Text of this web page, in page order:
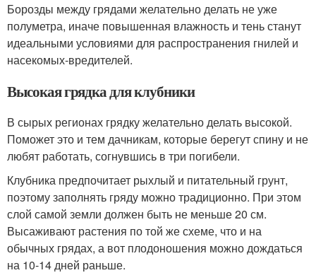
Борозды между грядами желательно делать не уже
полуметра, иначе повышенная влажность и тень станут
идеальными условиями для распространения гнилей и
насекомых-вредителей.
Высокая грядка для клубники
В сырых регионах грядку желательно делать высокой.
Поможет это и тем дачникам, которые берегут спину и не
любят работать, согнувшись в три погибели.
Клубника предпочитает рыхлый и питательный грунт,
поэтому заполнять гряду можно традиционно. При этом
слой самой земли должен быть не меньше 20 см.
Высаживают растения по той же схеме, что и на
обычных грядах, а вот плодоношения можно дождаться
на 10-14 дней раньше.